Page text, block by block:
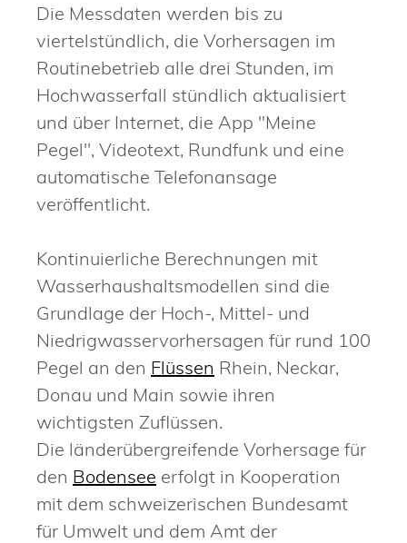
Die Messdaten werden bis zu
viertelstündlich, die Vorhersagen im
Routinebetrieb alle drei Stunden, im
Hochwasserfall stündlich aktualisiert
und über Internet, die App "Meine
Pegel", Videotext, Rundfunk und eine
automatische Telefonansage
veröffentlicht.
Kontinuierliche Berechnungen mit
Wasserhaushaltsmodellen sind die
Grundlage der Hoch-, Mittel- und
Niedrigwasservorhersagen für rund 100
Pegel an den Flüssen Rhein, Neckar,
Donau und Main sowie ihren
wichtigsten Zuflüssen.
Die länderübergreifende Vorhersage für
den Bodensee erfolgt in Kooperation
mit dem schweizerischen Bundesamt
für Umwelt und dem Amt der